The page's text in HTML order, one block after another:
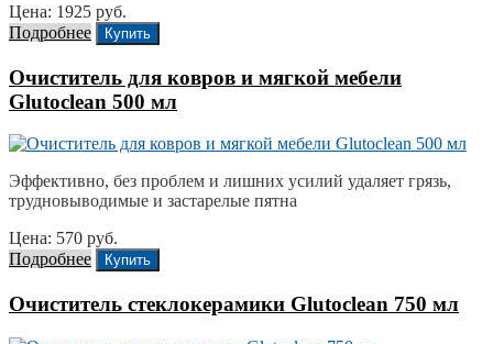
Цена: 1925 руб.
Подробнее
Купить
Очиститель для ковров и мягкой мебели
Glutoclean 500 мл
Эффективно, без проблем и лишних усилий удаляет грязь,
трудновыводимые и застарелые пятна
Цена: 570 руб.
Подробнее
Купить
Очиститель стеклокерамики Glutoclean 750 мл